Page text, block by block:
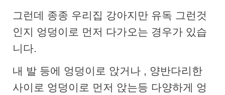
그런데 종종 우리집 강아지만 유독 그런것
인지 엉덩이로 먼저 다가오는 경우가 있습
니다.
내 발 등에 엉덩이로 앉거나 , 양반다리한
사이로 엉덩이로 먼저 앉는등 다양하게 엉